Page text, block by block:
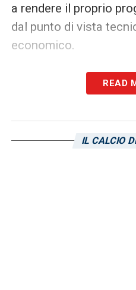
a rendere il proprio
dal punto di vista
economico.
Per un giocatore con il
scelta della prossima
squadra e la
READ
IL CALCIO